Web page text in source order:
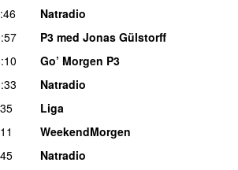
Natradio
P3 med Jonas Gülstorff
Go’ Morgen P3
Natradio
Liga
WeekendMorgen
Natradio